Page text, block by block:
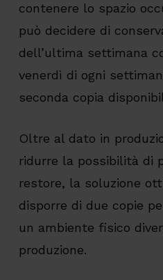
contenere lo spazio
può decidere di
dell’ultima settimana
venerdì di ogni
seconda copia
Oltre al dato in
ridurre la possibilità di
restore, la soluzione
disporre di due copie
un ambiente fisico
produzione.